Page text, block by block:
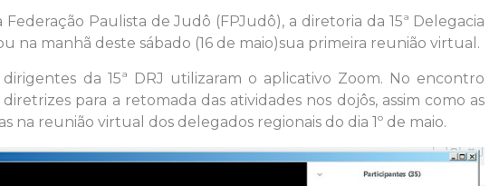
Paulista de Judô (FPJudô), a diretoria da 15ª Delegacia
na manhã deste sábado (16 de maio)sua primeira reunião virtual.
da 15ª DRJ utilizaram o aplicativo Zoom. No encontro
para a retomada das atividades nos dojôs, assim como as
na reunião virtual dos delegados regionais do dia 1º de maio.